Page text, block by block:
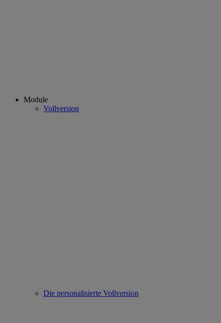
Module
Vollversion
Die personalisierte Vollversion